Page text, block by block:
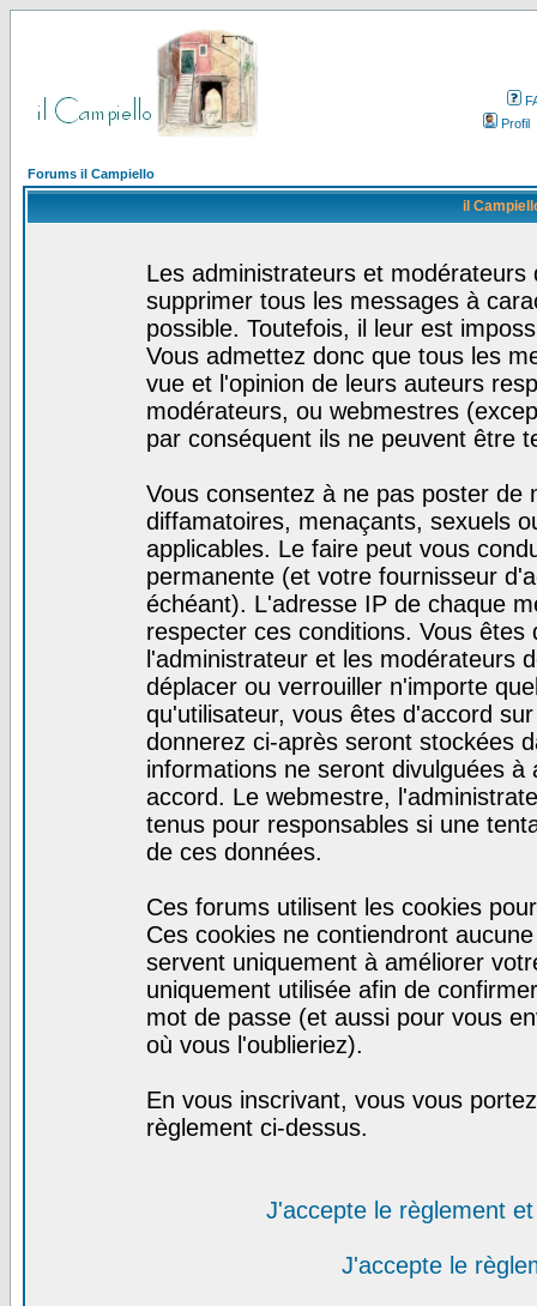
Profil
Forums il Campiello
il
Les administrateurs et
supprimer tous les messages à
possible. Toutefois, il leur est
Vous admettez donc que tous les
vue et l'opinion de leurs auteurs
modérateurs, ou webmestres
par conséquent ils ne peuvent être
Vous consentez à ne pas poster de
diffamatoires, menaçants, sexuels
applicables. Le faire peut vous
permanente (et votre fournisseur
échéant). L'adresse IP de chaque
respecter ces conditions. Vous
l'administrateur et les modérateurs
déplacer ou verrouiller n'importe
qu'utilisateur, vous êtes d'accord
donnerez ci-après seront stockées
informations ne seront divulguées
accord. Le webmestre,
tenus pour responsables si une
de ces données.
Ces forums utilisent les cookies
Ces cookies ne contiendront
servent uniquement à améliorer
uniquement utilisée afin de
mot de passe (et aussi pour vous
où vous l'oublieriez).
En vous inscrivant, vous vous
règlement ci-dessus.
J'accepte le règlement
J'accepte le